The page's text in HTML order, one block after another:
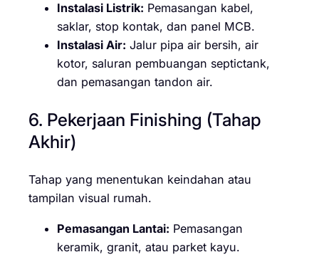
Instalasi Listrik: Pemasangan kabel,
saklar, stop kontak, dan panel MCB.
Instalasi Air: Jalur pipa air bersih, air
kotor, saluran pembuangan septictank,
dan pemasangan tandon air.
6. Pekerjaan Finishing (Tahap
Akhir)
Tahap yang menentukan keindahan atau
tampilan visual rumah.
Pemasangan Lantai: Pemasangan
keramik, granit, atau parket kayu.